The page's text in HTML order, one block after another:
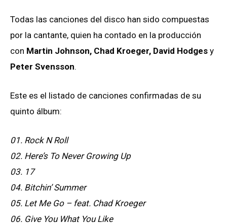
Todas las canciones del disco han sido compuestas
por la cantante, quien ha contado en la producción
con Martin Johnson, Chad Kroeger, David Hodges y
Peter Svensson.
Este es el listado de canciones confirmadas de su
quinto álbum:
01. Rock N Roll
02. Here’s To Never Growing Up
03. 17
04. Bitchin’ Summer
05. Let Me Go – feat. Chad Kroeger
06. Give You What You Like